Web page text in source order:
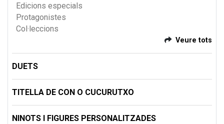
Edicions especials
Protagonistes
Col·leccions
Veure tots
DUETS
TITELLA DE CON O CUCURUTXO
NINOTS I FIGURES PERSONALITZADES